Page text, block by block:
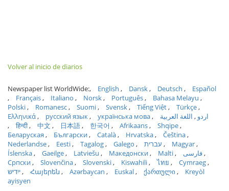
Volver al inicio de diarios
Newspaper list WorldWide: English Dansk Deutsch
Español
Français
Italiano Norsk Português
Bahasa Melayu
Polski
Romanesc Suomi Svensk Tiếng Việt
Türkçe
Ελληνικά
русский язык українська мова اردو
اللغة العربية
हिन्दी
中文 日本語 한국어 Afrikaans
Shqipe
Беларуская
Български Català Hrvatska
Čeština
Nederlandse
Eesti Tagalog Galego עברית
Magyar
Íslenska
Gaeilge Latviešu Македонски Malti
فارسی
Српски
Slovenčina Slovenski Kiswahili ไทย
Cymraeg
ייִדיש
Հայերեն Azərbaycan Euskal ქართული
Kreyòl
ayisyen